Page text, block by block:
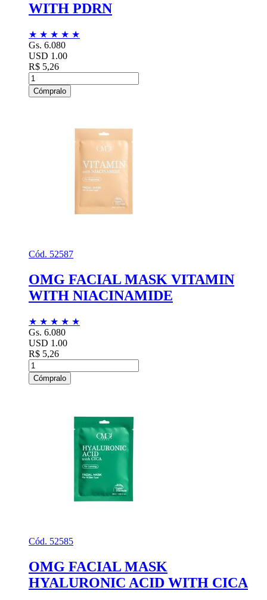
WITH PDRN
★ ★ ★ ★ ★
Gs. 6.080
USD 1.00
R$ 5,26
Cómpralo
Cód. 52587
OMG FACIAL MASK VITAMIN
WITH NIACINAMIDE
★ ★ ★ ★ ★
Gs. 6.080
USD 1.00
R$ 5,26
Cómpralo
Cód. 52585
OMG FACIAL MASK
HYALURONIC ACID WITH CICA